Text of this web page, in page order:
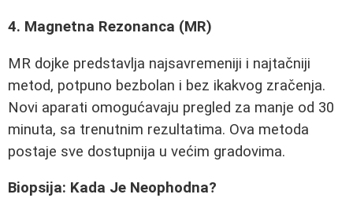
4. Magnetna Rezonanca (MR)
MR dojke predstavlja najsavremeniji i najtačniji
metod, potpuno bezbolan i bez ikakvog zračenja.
Novi aparati omogućavaju pregled za manje od 30
minuta, sa trenutnim rezultatima. Ova metoda
postaje sve dostupnija u većim gradovima.
Biopsija: Kada Je Neophodna?